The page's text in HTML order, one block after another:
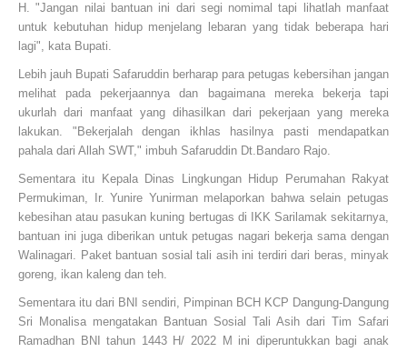
H. "Jangan nilai bantuan ini dari segi nomimal tapi lihatlah manfaat
untuk kebutuhan hidup menjelang lebaran yang tidak beberapa hari
lagi", kata Bupati.
Lebih jauh Bupati Safaruddin berharap para petugas kebersihan jangan
melihat pada pekerjaannya dan bagaimana mereka bekerja tapi
ukurlah dari manfaat yang dihasilkan dari pekerjaan yang mereka
lakukan. "Bekerjalah dengan ikhlas hasilnya pasti mendapatkan
pahala dari Allah SWT," imbuh Safaruddin Dt.Bandaro Rajo.
Sementara itu Kepala Dinas Lingkungan Hidup Perumahan Rakyat
Permukiman, Ir. Yunire Yunirman melaporkan bahwa selain petugas
kebesihan atau pasukan kuning bertugas di IKK Sarilamak sekitarnya,
bantuan ini juga diberikan untuk petugas nagari bekerja sama dengan
Walinagari. Paket bantuan sosial tali asih ini terdiri dari beras, minyak
goreng, ikan kaleng dan teh.
Sementara itu dari BNI sendiri, Pimpinan BCH KCP Dangung-Dangung
Sri Monalisa mengatakan Bantuan Sosial Tali Asih dari Tim Safari
Ramadhan BNI tahun 1443 H/ 2022 M ini diperuntukkan bagi anak